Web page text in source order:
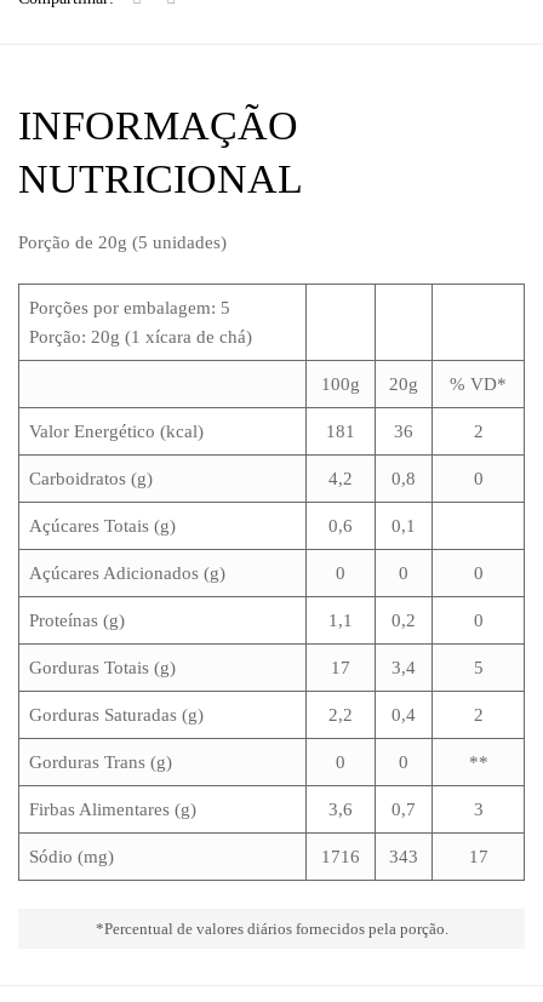
INFORMAÇÃO
NUTRICIONAL
Porção de 20g (5 unidades)
Porções por embalagem: 5
Porção: 20g (1 xícara de chá)
100g 20g % VD*
Valor Energético (kcal) 181 36 2
Carboidratos (g) 4,2 0,8 0
Açúcares Totais (g) 0,6 0,1
Açúcares Adicionados (g) 0 0 0
Proteínas (g) 1,1 0,2 0
Gorduras Totais (g) 17 3,4 5
Gorduras Saturadas (g) 2,2 0,4 2
Gorduras Trans (g) 0 0 **
Firbas Alimentares (g) 3,6 0,7 3
Sódio (mg) 1716 343 17
*Percentual de valores diários fornecidos pela porção.